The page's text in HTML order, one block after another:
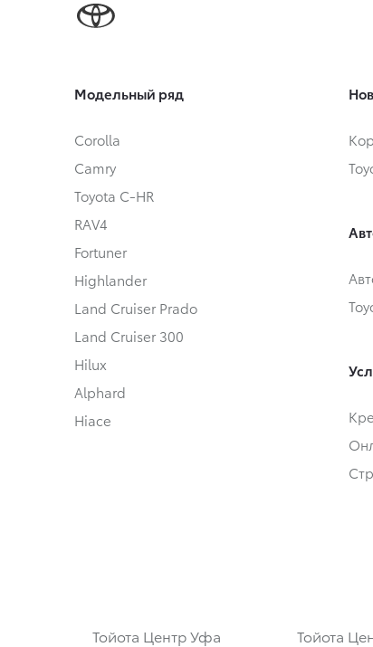
Модельный ряд
Corolla
Camry
Toyota C-HR
RAV4
Fortuner
Highlander
Land Cruiser Prado
Land Cruiser 300
Hilux
Alphard
Hiace
Тойота Центр Уфа Тойота